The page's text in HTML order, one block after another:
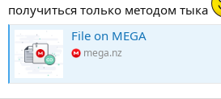
получиться только методом тыка
File on MEGA
mega.nz